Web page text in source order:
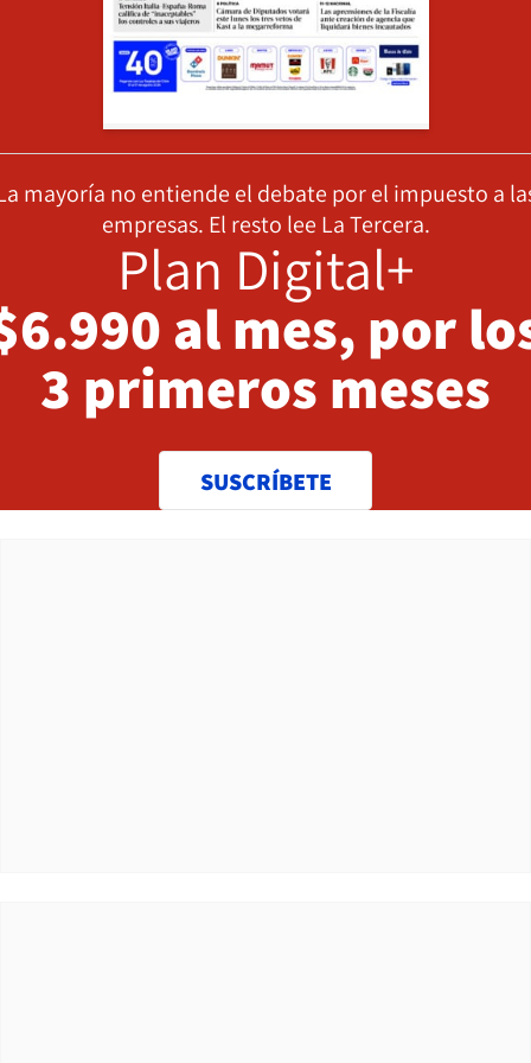
mayoría no entiende el debate por el impuesto a
empresas. El resto lee La Tercera.
Plan Digital+
al mes, por
3 primeros meses
SUSCRÍBETE